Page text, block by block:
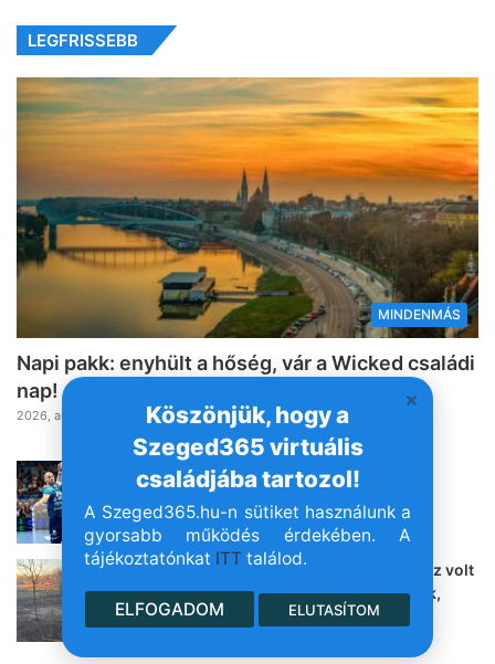
Köszönjük, hogy a
Szeged365 virtuális
családjába tartozol!
A Szeged365.hu-n sütiket használunk a
gyorsabb működés érdekében. A
tájékoztatónkat ITT találod.
ELFOGADOM ELUTASÍTOM
LEGFRISSEBB
MINDENMÁS
Napi pakk: enyhült a hőség, vár a Wicked családi
nap!
2026, augusztus 9. 06:30
Ez nem volt a mi esténk: a PICK és a
Grosics is kikapott szombat délután
2026, augusztus 8. 20:06
Ez a helyzet Baktón, ahol hatalmas tűz volt
– kollégánk élőben jelentkezett (fotók,
videó!)